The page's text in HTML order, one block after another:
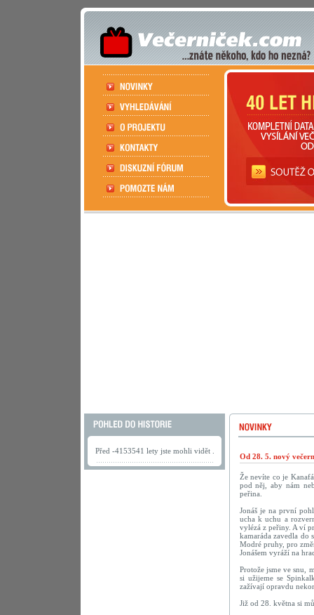
Před -4153541 lety jste mohli vidět .
Od 28. 5. nový
Že nevíte co je
pod něj, aby nám
peřina.
Jonáš je na první
ucha k uchu a
vylézá z peřiny. A ví
kamaráda zavedla do
Modré pruhy, pro
Jonášem vyráží na
Protože jsme ve snu,
si užijeme se
zažívají opravdu
Již od 28. května si